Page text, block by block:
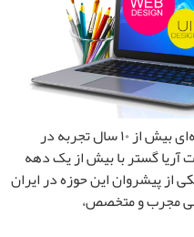
شرکت آریا گستر – طراحی سایت حرفه‌ای بیش از ۱۰ سال تجربه در
آریا گستر با بیش از یک دهه
از پیشروان این حوزه در ایران
مجرب و متخصص،